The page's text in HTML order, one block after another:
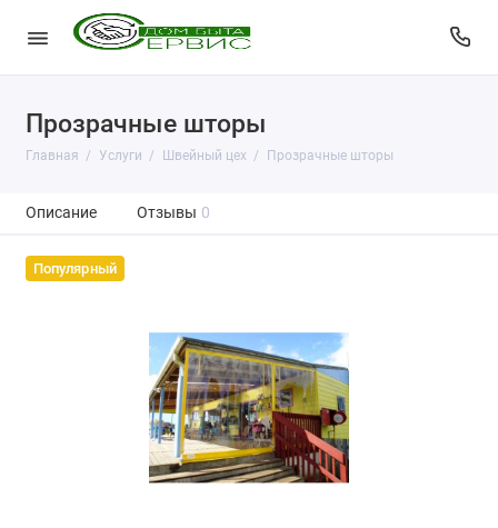
Прозрачные шторы
Главная Услуги Швейный цех Прозрачные шторы
Описание Отзывы 0
Популярный